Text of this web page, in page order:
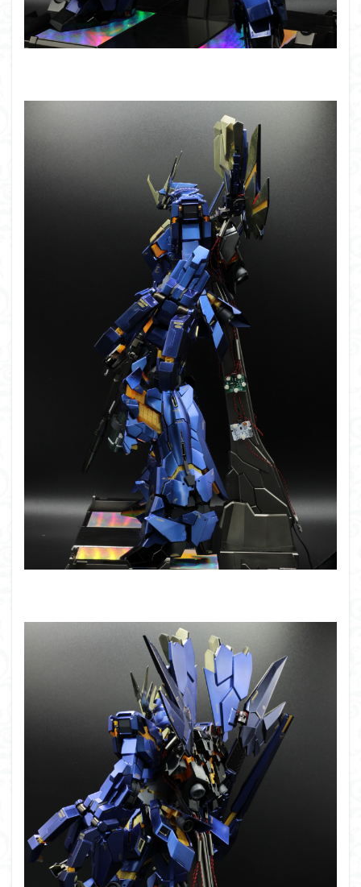
平成ザクジム合戦くらくらR6
平成ザクジム合戦くらくらR7
楽園追放
素組レビュー
素組代行
素組代行キット一覧
素組画像
組み立てました
組み立て代行
組立代行
組立依頼
装甲娘 輝羅鋼
配信特別企画
閃光のハサウェイ
魔神創造伝ワタル
魔神英雄伝ワタル
龍神丸 龍騎 ＨＧ
ＳＲＷ
検索